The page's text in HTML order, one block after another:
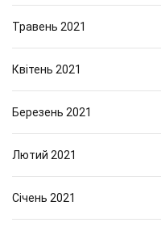
Травень 2021
Квітень 2021
Березень 2021
Лютий 2021
Січень 2021